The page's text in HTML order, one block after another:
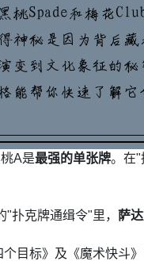
A是最强的单张牌。在"
扑克牌通缉令"里， 萨
目标》及《魔术快斗